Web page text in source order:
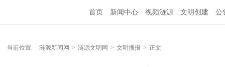
首页 新闻中心 视频涟源 文明创建 公
当前位置: 涟源新闻网 > 涟源文明网 > 文明播报 > 正文